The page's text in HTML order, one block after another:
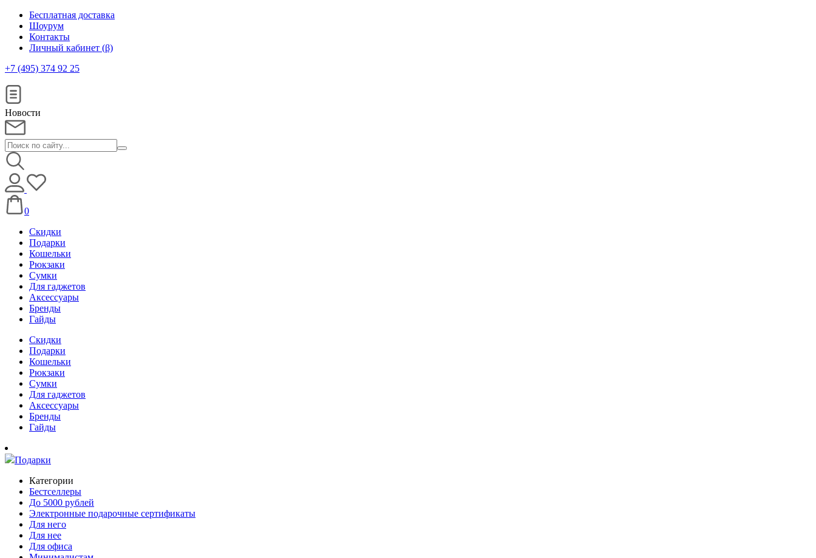
Бесплатная доставка
Шоурум
Контакты
Личный кабинет (β)
+7 (495) 374 92 25
Новости
0
Скидки
Подарки
Кошельки
Рюкзаки
Сумки
Для гаджетов
Аксессуары
Бренды
Гайды
Скидки
Подарки
Кошельки
Рюкзаки
Сумки
Для гаджетов
Аксессуары
Бренды
Гайды
Подарки
Категории
Бестселлеры
До 5000 рублей
Электронные подарочные сертификаты
Для него
Для нее
Для офиса